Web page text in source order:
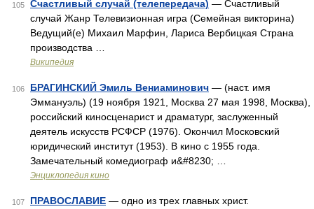
105 Счастливый случай (телепередача) — Счастливый
случай Жанр Телевизионная игра (Семейная викторина)
Ведущий(е) Михаил Марфин, Лариса Вербицкая Страна
производства …
Википедия
106 БРАГИНСКИЙ Эмиль Вениаминович — (наст. имя
Эммануэль) (19 ноября 1921, Москва 27 мая 1998, Москва),
российский киносценарист и драматург, заслуженный
деятель искусств РСФСР (1976). Окончил Московский
юридический институт (1953). В кино с 1955 года.
Замечательный комедиограф и&#8230; …
Энциклопедия кино
107 ПРАВОСЛАВИЕ — одно из трех главных христ.